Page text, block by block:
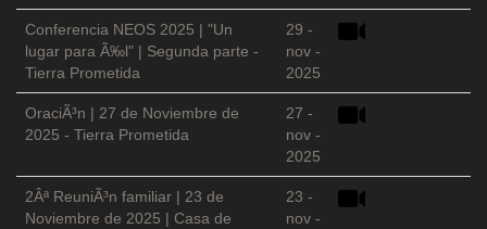
Conferencia NEOS 2025 | "Un
lugar para Ã‰l" | Segunda parte -
Tierra Prometida
29 -
nov -
2025
OraciÃ³n | 27 de Noviembre de
2025 - Tierra Prometida
27 -
nov -
2025
2Âª ReuniÃ³n familiar | 23 de
Noviembre de 2025 | Casa de
23 -
nov -